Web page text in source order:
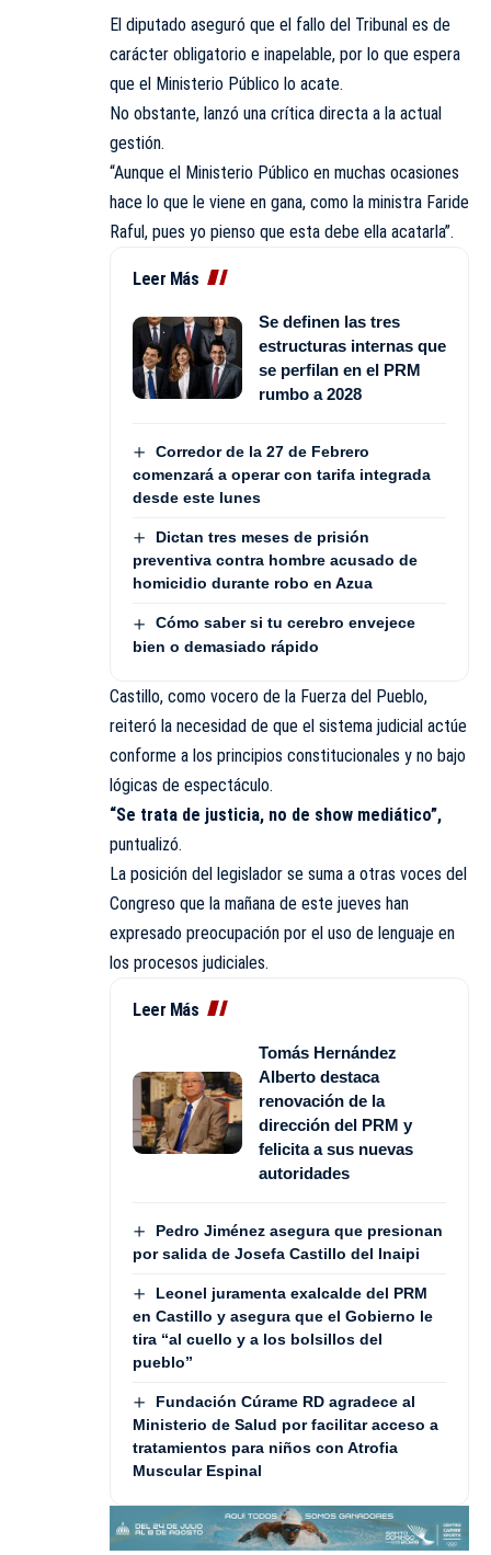
El diputado aseguró que el fallo del Tribunal es de
carácter obligatorio e inapelable, por lo que espera
que el Ministerio Público lo acate.
No obstante, lanzó una crítica directa a la actual
gestión.
“Aunque el Ministerio Público en muchas ocasiones
hace lo que le viene en gana, como la ministra Faride
Raful, pues yo pienso que esta debe ella acatarla”.
Leer Más
Se definen las tres
estructuras internas que
se perfilan en el PRM
rumbo a 2028
Corredor de la 27 de Febrero
comenzará a operar con tarifa integrada
desde este lunes
Dictan tres meses de prisión
preventiva contra hombre acusado de
homicidio durante robo en Azua
Cómo saber si tu cerebro envejece
bien o demasiado rápido
Castillo, como vocero de la Fuerza del Pueblo,
reiteró la necesidad de que el sistema judicial actúe
conforme a los principios constitucionales y no bajo
lógicas de espectáculo.
“Se trata de justicia, no de show mediático”,
puntualizó.
La posición del legislador se suma a otras voces del
Congreso que la mañana de este jueves han
expresado preocupación por el uso de lenguaje en
los procesos judiciales.
Leer Más
Tomás Hernández
Alberto destaca
renovación de la
dirección del PRM y
felicita a sus nuevas
autoridades
Pedro Jiménez asegura que presionan
por salida de Josefa Castillo del Inaipi
Leonel juramenta exalcalde del PRM
en Castillo y asegura que el Gobierno le
tira “al cuello y a los bolsillos del
pueblo”
Fundación Cúrame RD agradece al
Ministerio de Salud por facilitar acceso a
tratamientos para niños con Atrofia
Muscular Espinal